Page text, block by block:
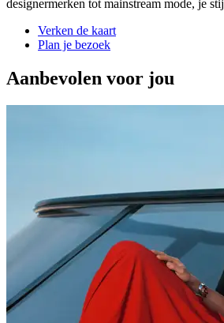
designermerken tot mainstream mode, je
Verken de kaart
Plan je bezoek
Aanbevolen voor jou